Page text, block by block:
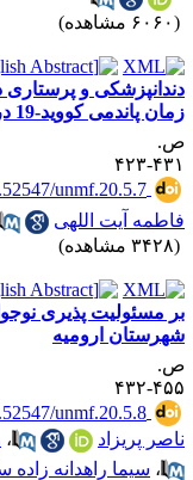
و پرستاری
پاندمی کووید-19 در سال 1399
۴۲۳
unmf.20.5.7
آیت اللهی
،
مسئولیت پذیری
ارومیه
۴۳۲
unmf.20.5.8
پریزاد
،
،سیما راهدانه زاده